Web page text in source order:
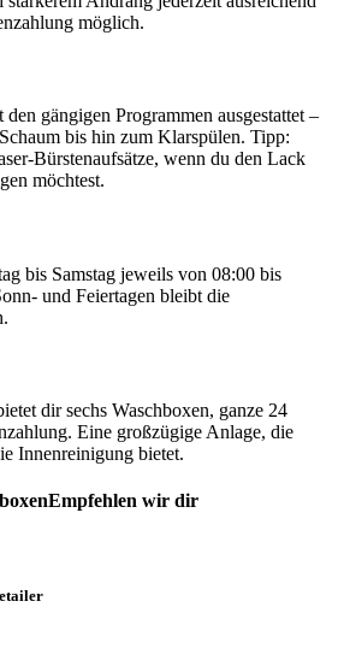
möglich.
gängigen Programmen ausgestattet –
bis hin zum Klarspülen. Tipp:
Bürstenaufsätze, wenn du den Lack
möchtest.
bis Samstag jeweils von 08:00 bis
und Feiertagen bleibt die
dir sechs Waschboxen, ganze 24
Eine großzügige Anlage, die
Innenreinigung bietet.
wir dir